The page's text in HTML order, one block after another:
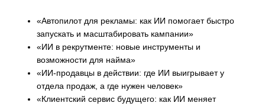
«Автопилот для рекламы: как ИИ помогает быстро
запускать и масштабировать кампании»
«ИИ в рекрутменте: новые инструменты и
возможности для найма»
«ИИ-продавцы в действии: где ИИ выигрывает у
отдела продаж, а где нужен человек»
«Клиентский сервис будущего: как ИИ меняет